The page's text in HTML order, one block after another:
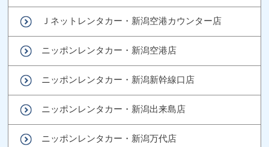
Ｊネットレンタカー・新潟空港カウンター店
ニッポンレンタカー・新潟空港店
ニッポンレンタカー・新潟新幹線口店
ニッポンレンタカー・新潟出来島店
ニッポンレンタカー・新潟万代店